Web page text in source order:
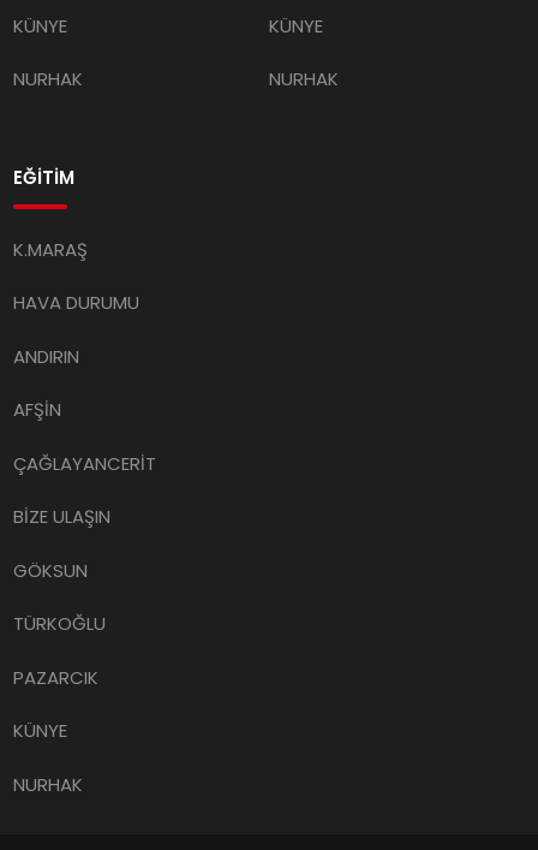
KÜNYE
NURHAK
KÜNYE
NURHAK
EĞİTİM
K.MARAŞ
HAVA DURUMU
ANDIRIN
AFŞİN
ÇAĞLAYANCERİT
BİZE ULAŞIN
GÖKSUN
TÜRKOĞLU
PAZARCIK
KÜNYE
NURHAK